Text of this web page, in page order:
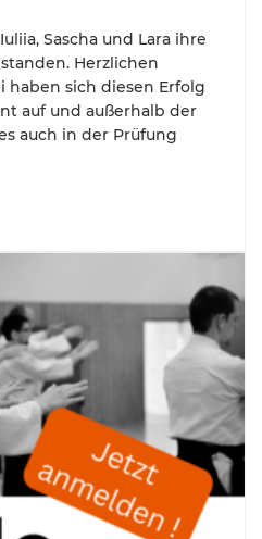
Sascha und Lara ihre
Herzlichen
haben sich diesen Erfolg
auf und außerhalb der
auch in der Prüfung